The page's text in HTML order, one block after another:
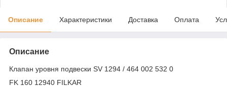
Описание Характеристики Доставка Оплата
Описание
Клапан уровня подвески SV 1294 / 464 002 532 0
FK 160 12940 FILKAR